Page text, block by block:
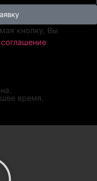
кнопку, Вы
время.